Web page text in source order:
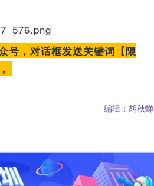
号，对话框发送关键词【限
编辑：胡秋蝉